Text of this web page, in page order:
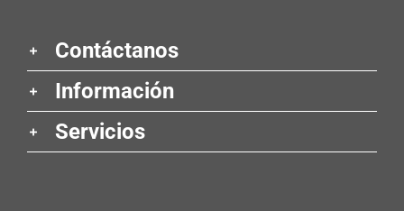
Contáctanos
Información
Servicios